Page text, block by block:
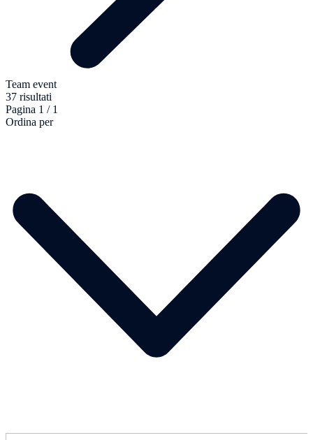
Team event
37 risultati
Pagina 1 / 1
Ordina per